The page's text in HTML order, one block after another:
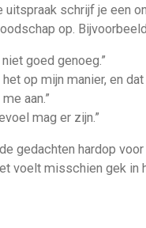
schrijf je een
op.
goed genoeg.”
op mijn manier, en
aan.”
mag er zijn.”
gedachten hardop
voelt misschien gek in